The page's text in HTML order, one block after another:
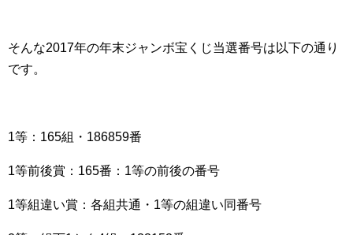
そんな2017年の年末ジャンボ宝くじ当選番号は以下の通り
です。
1等：165組・186859番
1等前後賞：165番：1等の前後の番号
1等組違い賞：各組共通・1等の組違い同番号